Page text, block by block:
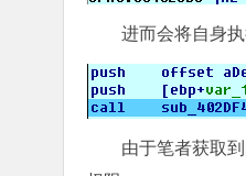
进而会将自身
由于笔者获取